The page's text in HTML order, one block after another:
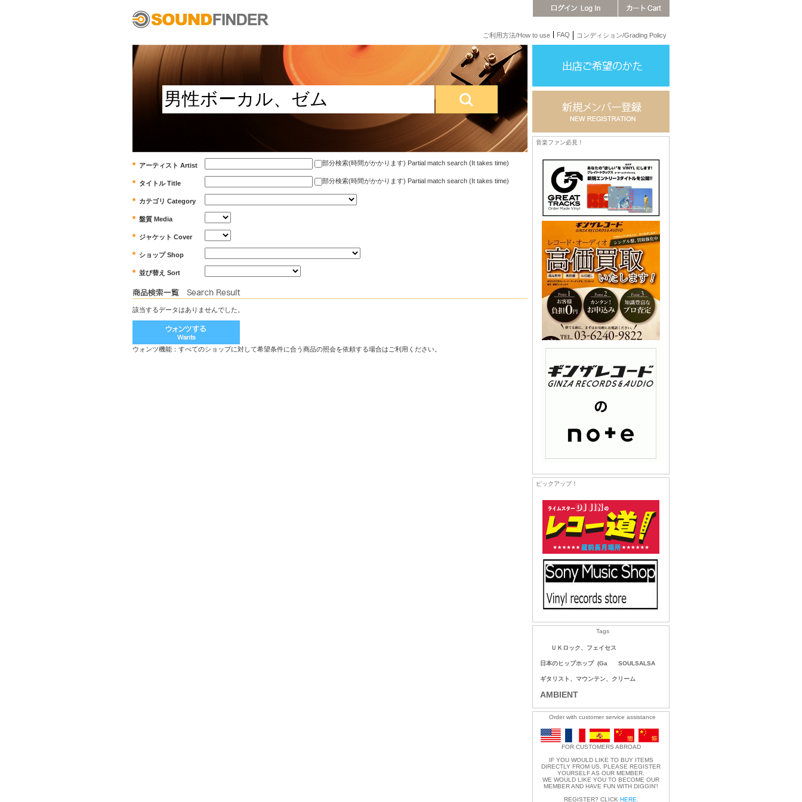
ご利用方法/How to use FAQ コンディション/Grading Policy
アーティスト Artist 部分検索(時間がかかります) Partial match search (It takes time)
タイトル Title 部分検索(時間がかかります) Partial match search (It takes time)
カテゴリ Category
盤質 Media
ジャケット Cover
ショップ Shop
並び替え Sort
該当するデータはありませんでした。
ウォンツ機能：すべてのショップに対して希望条件に合う商品の照会を依頼する場合はご利用ください。
音楽ファン必見！
ピックアップ！
Tags
ＵＫロック、フェイセス
日本のヒップホップ (Ga SOULSALSA
ギタリスト、マウンテン、クリーム
AMBIENT
Order with customer service assistance
FOR CUSTOMERS ABROAD
IF YOU WOULD LIKE TO BUY ITEMS
DIRECTLY FROM US, PLEASE REGISTER
YOURSELF AS OUR MEMBER.
WE WOULD LIKE YOU TO BECOME OUR
MEMBER AND HAVE FUN WITH DIGGIN'!
REGISTER? CLICK HERE